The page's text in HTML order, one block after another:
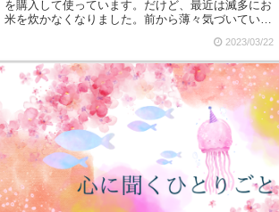
を購入して使っています。だけど、最近は滅多にお
米を炊かなくなりました。前から薄々気づいていた
2023/03/22